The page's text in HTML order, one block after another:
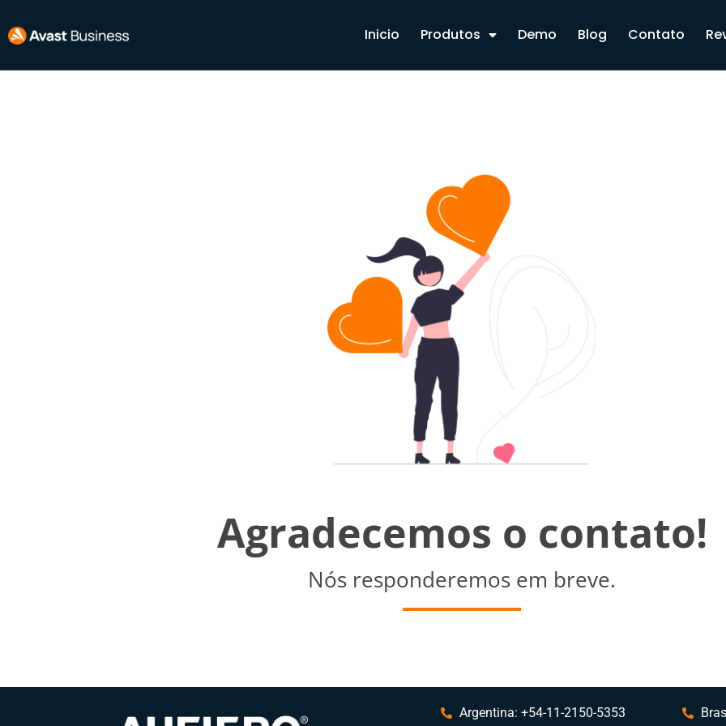
Inicio Produtos Demo Blog Contato
Agradecemos o contato!
Nós responderemos em breve.
Argentina: +54-11-2150-5353